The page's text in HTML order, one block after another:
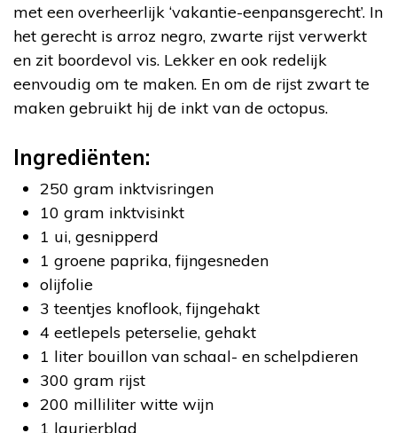
met een overheerlijk ‘vakantie-eenpansgerecht’. In
het gerecht is arroz negro, zwarte rijst verwerkt
en zit boordevol vis. Lekker en ook redelijk
eenvoudig om te maken. En om de rijst zwart te
maken gebruikt hij de inkt van de octopus.
Ingrediënten:
250 gram inktvisringen
10 gram inktvisinkt
1 ui, gesnipperd
1 groene paprika, fijngesneden
olijfolie
3 teentjes knoflook, fijngehakt
4 eetlepels peterselie, gehakt
1 liter bouillon van schaal- en schelpdieren
300 gram rijst
200 milliliter witte wijn
1 laurierblad